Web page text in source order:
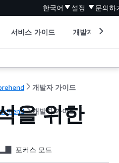
한국어 설정 문의하
서비스 가이드 개발자 도구
개발자 가이드
개발자 가이드
을 위한
포커스 모드